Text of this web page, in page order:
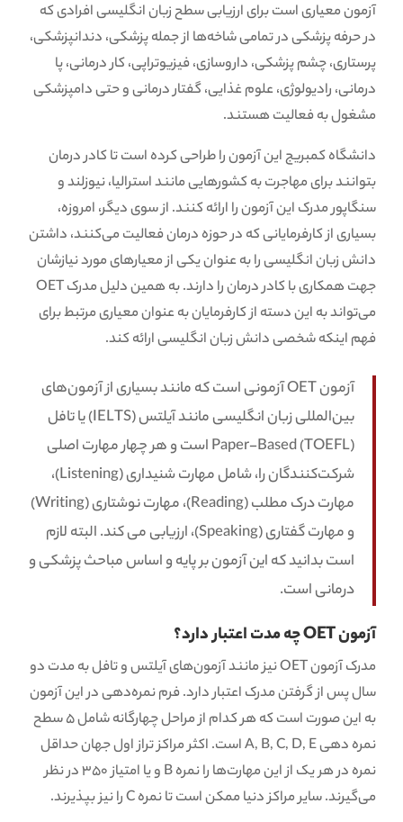
آزمون معیاری است برای ارزیابی سطح زبان انگلیسی افرادی که
در حرفه پزشکی در تمامی شاخه‌ها از جمله پزشکی، دندانپزشکی،
پرستاری، چشم پزشکی، داروسازی، فیزیوتراپی، کار درمانی، پا
درمانی، رادیولوژی، علوم غذایی، گفتار درمانی و حتی دامپزشکی
مشغول به فعالیت هستند.
دانشگاه کمبریج این آزمون را طراحی کرده است تا کادر درمان
بتوانند برای مهاجرت به کشورهایی مانند استرالیا، نیوزلند و
سنگاپور مدرک این آزمون را ارائه کنند. از سوی دیگر، امروزه،
بسیاری از کارفرمایانی که در حوزه درمان فعالیت می‌کنند، داشتن
دانش زبان انگلیسی را به عنوان یکی از معیارهای مورد نیازشان
جهت همکاری با کادر درمان را دارند. به همین دلیل مدرک OET
می‌تواند به این دسته از کارفرمایان به عنوان معیاری مرتبط برای
فهم اینکه شخصی دانش زبان انگلیسی ارائه کند.
آزمون OET آزمونی است که مانند بسیاری از آزمون‌های
بین‌المللی زبان انگلیسی مانند آیلتس (IELTS) یا تافل
(TOEFL) Paper-Based است و هر چهار مهارت اصلی
شرکت‌کنندگان را، شامل مهارت شنیداری (Listening)،
مهارت درک مطلب (Reading)، مهارت نوشتاری (Writing)
و مهارت گفتاری (Speaking)، ارزیابی می کند. البته لازم
است بدانید که این آزمون بر پایه و اساس مباحث پزشکی و
درمانی است.
آزمون OET چه مدت اعتبار دارد؟
مدرک آزمون OET نیز مانند آزمون‌های آیلتس و تافل به مدت دو
سال پس از گرفتن مدرک اعتبار دارد. فرم نمره‌‌دهی در این آزمون
به این صورت است که هر کدام از مراحل چهارگانه شامل 5 سطح
نمره دهی A, B, C, D, E است. اکثر مراکز تراز اول جهان حداقل
نمره در هر یک از این مهارت‌ها را نمره B و یا امتیاز 350 در نظر
می‌گیرند. سایر مراکز دنیا ممکن است تا نمره C را نیز بپذیرند.